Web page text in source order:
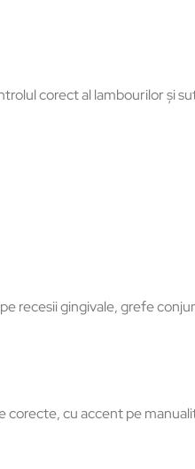
corect al lambourilor și
recesii gingivale, grefe
corecte, cu accent pe